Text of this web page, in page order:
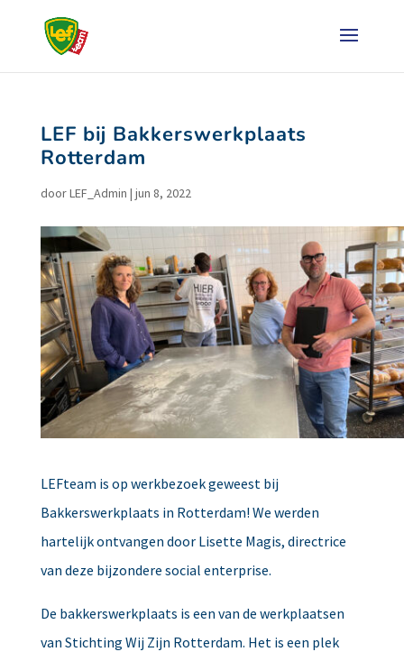
LEF bij Bakkerswerkplaats
Rotterdam
doorLEF_Admin | jun 8, 2022
LEFteam is op werkbezoek geweest bij
Bakkerswerkplaats in Rotterdam! We werden
hartelijk ontvangen door Lisette Magis, directrice
van deze bijzondere social enterprise.
De bakkerswerkplaats is een van de werkplaatsen
van Stichting Wij Zijn Rotterdam. Het is een plek